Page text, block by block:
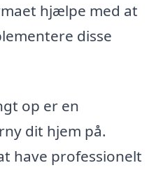
hjælpe med at
disse
op er en
dit hjem på.
have professionelt